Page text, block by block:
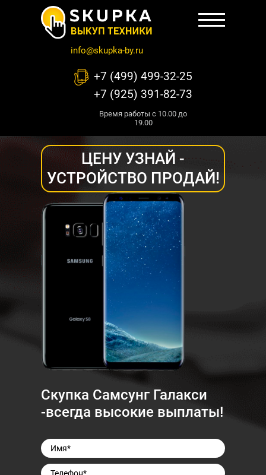
info@skupka-by.ru
+7 (499) 499-32-25
+7 (925) 391-82-73
Время работы с 10.00 до
19.00
ЦЕНУ УЗНАЙ -
УСТРОЙСТВО ПРОДАЙ!
Скупка Самсунг Галакси
-всегда высокие выплаты!